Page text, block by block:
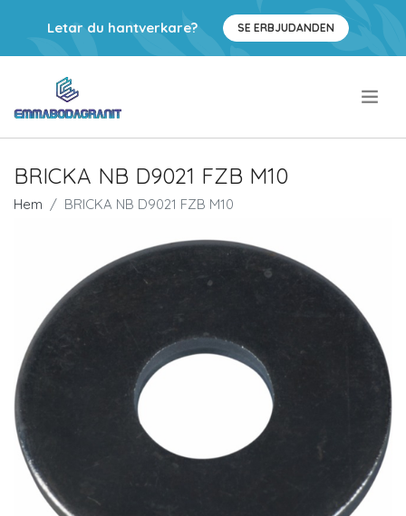
Letar du hantverkare? SE ERBJUDANDEN
BRICKA NB D9021 FZB M10
Hem BRICKA NB D9021 FZB M10